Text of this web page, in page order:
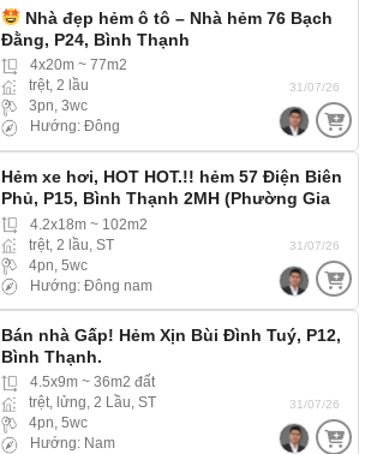
Nhà đẹp hẻm ô tô – Nhà hẻm 76 Bạch
Đằng, P24, Bình Thạnh
4x20m ~ 77m2
trệt, 2 lầu
3pn, 3wc
Hướng: Đông
31/07/26
Hẻm xe hơi, HOT HOT.!! hẻm 57 Điện Biên
Phủ, P15, Bình Thạnh 2MH (Phường Gia
Định)…4.2x18m ~ 102m2
trệt, 2 lầu, ST
4pn, 5wc
Hướng: Đông nam
31/07/26
Bán nhà Gấp! Hẻm Xịn Bùi Đình Tuý, P12,
Bình Thạnh.
4.5x9m ~ 36m2 đất
trệt, lửng, 2 Lầu, ST
4pn, 5wc
Hướng: Nam
31/07/26